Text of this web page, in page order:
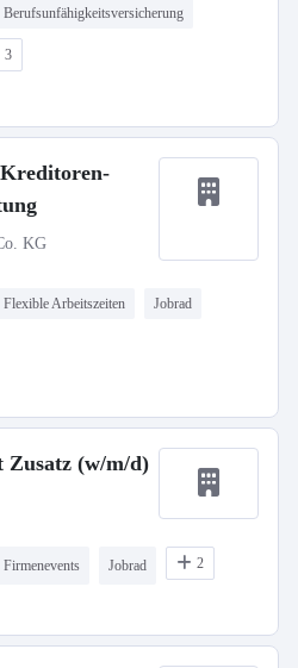
Berufsunfähigkeitsversicherung
3
KG
Flexible Arbeitszeiten Jobrad
Zusatz (w/m/d)
Firmenevents Jobrad 2